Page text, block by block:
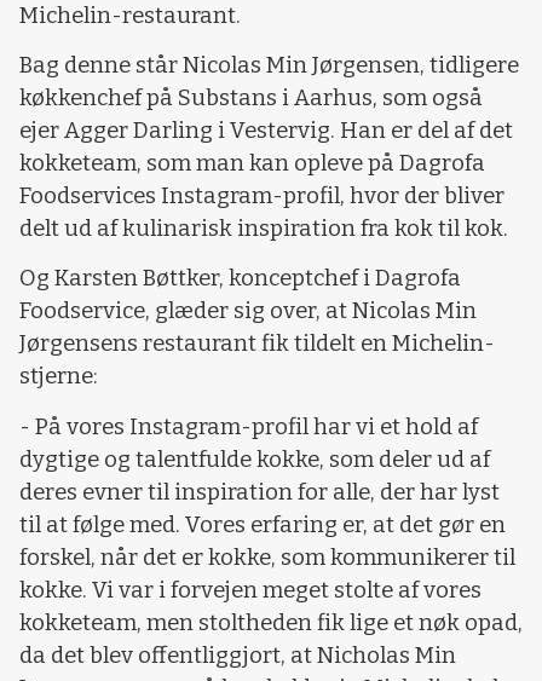
Michelin-restaurant.
Bag denne står Nicolas Min Jørgensen, tidligere
køkkenchef på Substans i Aarhus, som også
ejer Agger Darling i Vestervig. Han er del af det
kokketeam, som man kan opleve på Dagrofa
Foodservices Instagram-profil, hvor der bliver
delt ud af kulinarisk inspiration fra kok til kok.
Og Karsten Bøttker, konceptchef i Dagrofa
Foodservice, glæder sig over, at Nicolas Min
Jørgensens restaurant fik tildelt en Michelin-
stjerne:
- På vores Instagram-profil har vi et hold af
dygtige og talentfulde kokke, som deler ud af
deres evner til inspiration for alle, der har lyst
til at følge med. Vores erfaring er, at det gør en
forskel, når det er kokke, som kommunikerer til
kokke. Vi var i forvejen meget stolte af vores
kokketeam, men stoltheden fik lige et nøk opad,
da det blev offentliggjort, at Nicholas Min